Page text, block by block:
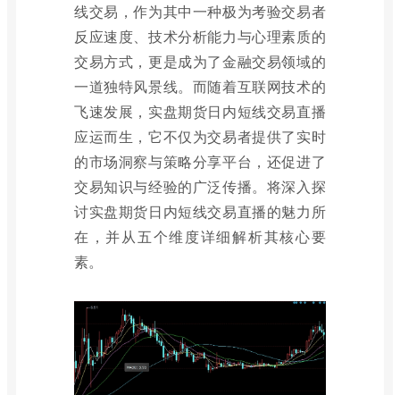
线交易，作为其中一种极为考验交易者
反应速度、技术分析能力与心理素质的
交易方式，更是成为了金融交易领域的
一道独特风景线。而随着互联网技术的
飞速发展，实盘期货日内短线交易直播
应运而生，它不仅为交易者提供了实时
的市场洞察与策略分享平台，还促进了
交易知识与经验的广泛传播。将深入探
讨实盘期货日内短线交易直播的魅力所
在，并从五个维度详细解析其核心要
素。